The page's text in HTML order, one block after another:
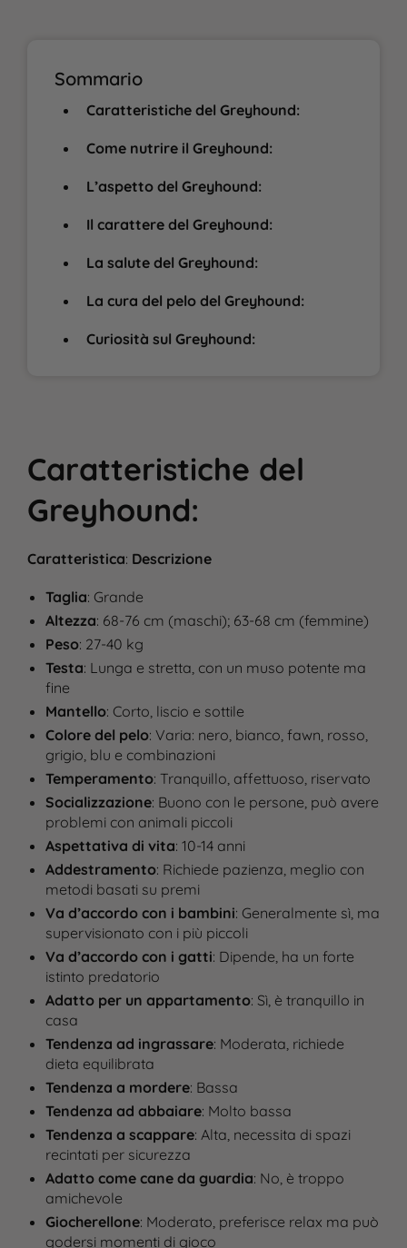
Sommario
Caratteristiche del Greyhound:
Come nutrire il Greyhound:
L’aspetto del Greyhound:
Il carattere del Greyhound:
La salute del Greyhound:
La cura del pelo del Greyhound:
Curiosità sul Greyhound:
Caratteristiche del
Greyhound:
Caratteristica: Descrizione
Taglia: Grande
Altezza: 68-76 cm (maschi); 63-68 cm (femmine)
Peso: 27-40 kg
Testa: Lunga e stretta, con un muso potente ma
fine
Mantello: Corto, liscio e sottile
Colore del pelo: Varia: nero, bianco, fawn, rosso,
grigio, blu e combinazioni
Temperamento: Tranquillo, affettuoso, riservato
Socializzazione: Buono con le persone, può avere
problemi con animali piccoli
Aspettativa di vita: 10-14 anni
Addestramento: Richiede pazienza, meglio con
metodi basati su premi
Va d’accordo con i bambini: Generalmente sì, ma
supervisionato con i più piccoli
Va d’accordo con i gatti: Dipende, ha un forte
istinto predatorio
Adatto per un appartamento: Sì, è tranquillo in
casa
Tendenza ad ingrassare: Moderata, richiede
dieta equilibrata
Tendenza a mordere: Bassa
Tendenza ad abbaiare: Molto bassa
Tendenza a scappare: Alta, necessita di spazi
recintati per sicurezza
Adatto come cane da guardia: No, è troppo
amichevole
Giocherellone: Moderato, preferisce relax ma può
godersi momenti di gioco